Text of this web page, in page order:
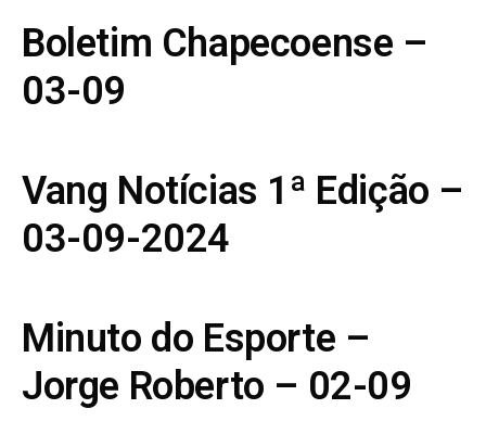
Boletim Chapecoense –
03-09
Vang Notícias 1ª Edição –
03-09-2024
Minuto do Esporte –
Jorge Roberto – 02-09